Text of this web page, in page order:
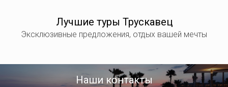
Лучшие туры Трускавец
Эксклюзивные предложения, отдых вашей мечты
Наши контакты